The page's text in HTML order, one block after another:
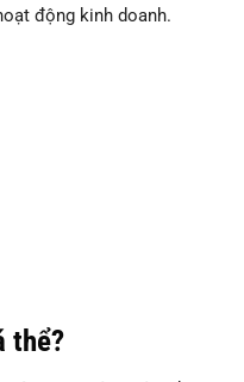
động kinh doanh.
thể?